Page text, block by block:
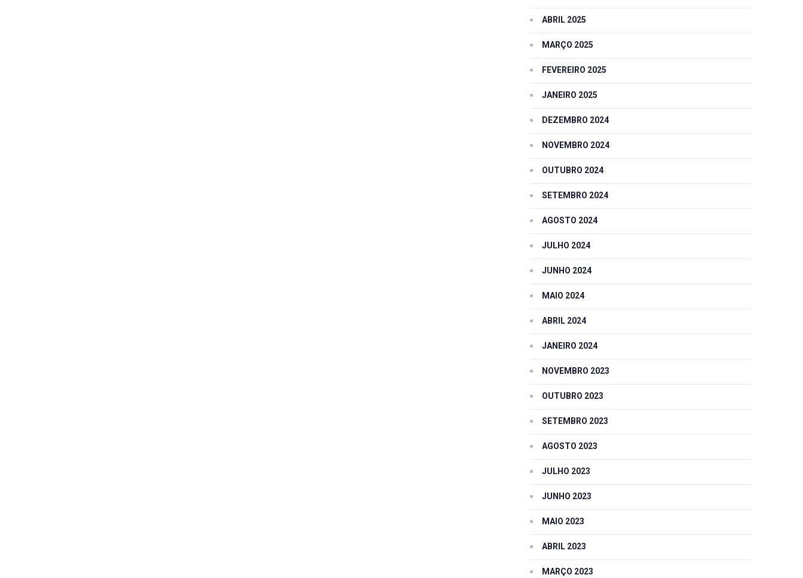
ABRIL 2025
MARÇO 2025
FEVEREIRO 2025
JANEIRO 2025
DEZEMBRO 2024
NOVEMBRO 2024
OUTUBRO 2024
SETEMBRO 2024
AGOSTO 2024
JULHO 2024
JUNHO 2024
MAIO 2024
ABRIL 2024
JANEIRO 2024
NOVEMBRO 2023
OUTUBRO 2023
SETEMBRO 2023
AGOSTO 2023
JULHO 2023
JUNHO 2023
MAIO 2023
ABRIL 2023
MARÇO 2023